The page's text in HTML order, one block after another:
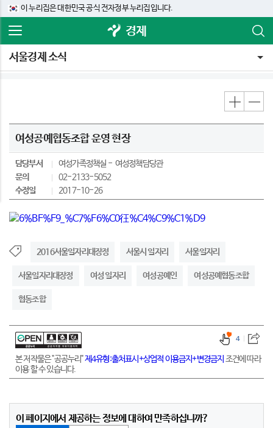
이 누리집은 대한민국 공식 전자정부 누리집입니다.
경제
서울경제 소식
여성공예협동조합 운영 현장
담당부서 여성가족정책실
여성정책담당관
문의
02-2133-5052
수정일
2017-10-26
2016서울일자리대장정 서울시 일자리 서울일자리
서울일자리대장정 여성 일자리 여성공예인 여성공예협동조합
협동조합
본 저작물은 "공공누리"제4유형:출처표시+상업적 이용금지+변경금지 조건에 따라
이용 할 수 있습니다.
4
이 페이지에서 제공하는 정보에 대하여 만족하십니까?